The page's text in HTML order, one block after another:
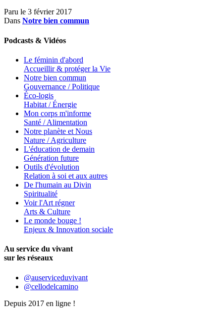
Paru le 3 février 2017
Dans Notre bien commun
Podcasts & Vidéos
Le féminin d'abord
Accueillir & protéger la Vie
Notre bien commun
Gouvernance / Politique
Éco-logis
Habitat / Énergie
Mon corps m'informe
Santé / Alimentation
Notre planète et Nous
Nature / Agriculture
L'éducation de demain
Génération future
Outils d'évolution
Relation à soi et aux autres
De l'humain au Divin
Spiritualité
Voir l'Art régner
Arts & Culture
Le monde bouge !
Enjeux & Innovation sociale
Au service du vivant
sur les réseaux
@auserviceduvivant
@cellodelcamino
Depuis 2017 en ligne !